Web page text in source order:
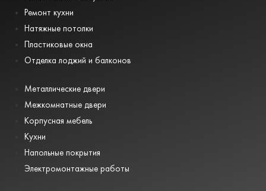
Ремонт кухни
Натяжные потолки
Пластиковые окна
Отделка лоджий и балконов
Металлические двери
Межкомнатные двери
Корпусная мебель
Кухни
Напольные покрытия
Электромонтажные работы